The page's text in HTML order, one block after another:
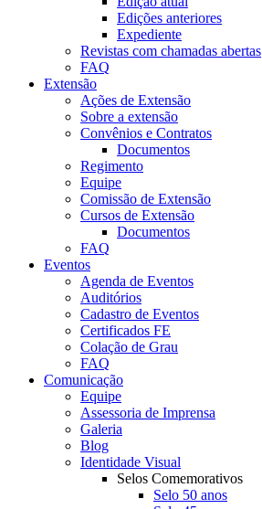
Edições anteriores
Expediente
Revistas com chamadas abertas
FAQ
Extensão
Ações de Extensão
Sobre a extensão
Convênios e Contratos
Documentos
Regimento
Equipe
Comissão de Extensão
Cursos de Extensão
Documentos
FAQ
Eventos
Agenda de Eventos
Auditórios
Cadastro de Eventos
Certificados FE
Colação de Grau
FAQ
Comunicação
Equipe
Assessoria de Imprensa
Galeria
Blog
Identidade Visual
Selos Comemorativos
Selo 50 anos